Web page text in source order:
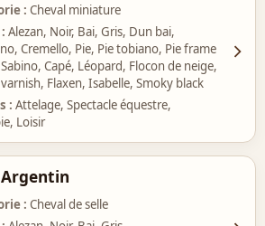
Cheval miniature
Alezan, Noir, Bai, Gris, Dun bai,
Cremello, Pie, Pie tobiano, Pie frame
Capé, Léopard, Flocon de neige,
Flaxen, Isabelle, Smoky black
Attelage, Spectacle équestre,
Loisir
Cheval de selle